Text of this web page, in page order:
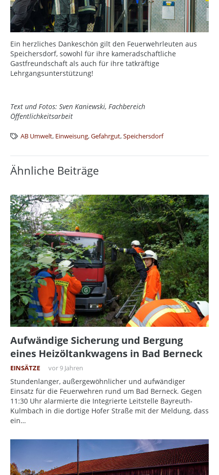
Ein herzliches Dankeschön gilt den Feuerwehrleuten aus
Speichersdorf, sowohl für ihre kameradschaftliche
Gastfreundschaft als auch für ihre tatkräftige
Lehrgangsunterstützung!
Text und Fotos: Sven Kaniewski, Fachbereich
Öffentlichkeitsarbeit
AB Umwelt, Einweisung,Gefahrgut,Speichersdorf
Ähnliche Beiträge
Aufwändige Sicherung und Bergung
eines Heizöltankwagens in Bad Berneck
EINSÄTZE vor 9 Jahren
Stundenlanger, außergewöhnlicher und aufwändiger
Einsatz für die Feuerwehren rund um Bad Berneck. Gegen
11:30 Uhr alarmierte die Integrierte Leitstelle Bayreuth-
Kulmbach in die dortige Hofer Straße mit der Meldung, dass
ein…